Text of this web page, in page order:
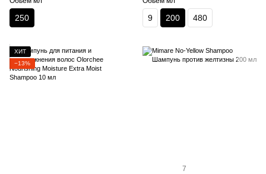
250 9 200 480
ХИТ
−13%
7